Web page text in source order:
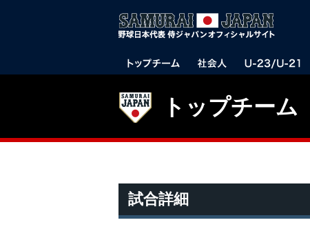
トップチーム
試合詳細